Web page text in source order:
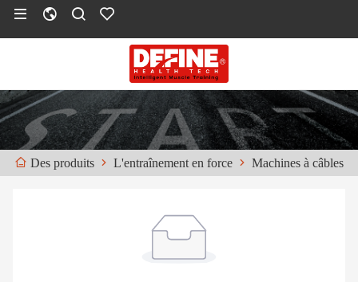
Des produits L'entraînement en force Machines à câbles